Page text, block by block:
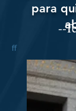
para
--
ff